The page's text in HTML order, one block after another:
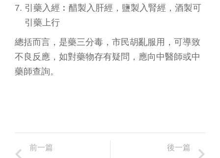
引藥入經︰醋製入肝經，鹽製入腎經，酒製可
引藥上行
總括而言，是藥三分毒，市民胡亂服用，可導致
不良反應，如對藥物存有疑問，應向中醫師或中
藥師查詢。
前一篇 後一篇